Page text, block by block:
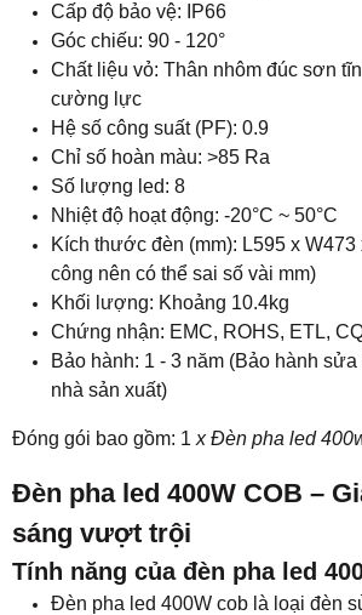
Cấp độ bảo vệ: IP66
Góc chiếu: 90 - 120°
Chất liệu vỏ: Thân nhôm đúc sơn
cường lực
Hệ số công suất (PF): 0.9
Chỉ số hoàn màu: >85 Ra
Số lượng led: 8
Nhiệt độ hoạt động: -20°C ~ 50°C​
Kích thước đèn (mm): L595 x W473
công nên có thể sai số vài mm)
Khối lượng: Khoảng 10.4kg
Chứng nhận: EMC, ROHS, ETL,
Bảo hành: 1 - 3 năm (Bảo hành
nhà sản xuất)
Đóng gói bao gồm: 1 x Đèn pha led
Đèn pha led 400W COB –
sáng vượt trội
Tính năng của đèn pha led
Đèn pha led 400W cob là loại đèn